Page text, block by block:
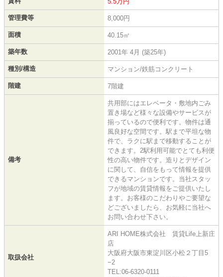
管理費等 8,000円
面積 40.15㎡
築年数 2001年 4月 (築25年)
種別/構造 マンション/鉄筋コンクリート
階建 7階建
備考
共用部にはエレベータ・敷地内ごみ
置き場など様々な設備やサービスが
揃っているので便利です。物件は通
風良好な空間です。駅まで平坦な物
件で、ラクに駅まで移動することが
できます。2駅利用可能でとても利便
性の高い物件です。造りとデザイン
に関して、自信をもって情報を提供
できるマンションです。当社スタッ
フが地域の賃貸情報をご提供いたし
ます。お客様のこだわりやご要望な
どございましたら、お気軽に当社へ
お問い合わせ下さい。
取扱会社
ARI HOME株式会社 賃貸Life上新庄
店
大阪府大阪市東淀川区小松２丁目5
−2
TEL:06-6320-0111